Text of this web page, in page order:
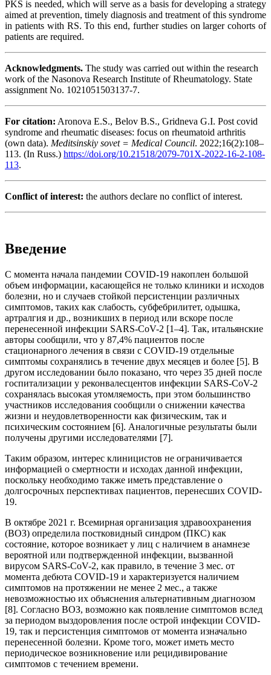
PKS is needed, which will serve as a basis for developing a strategy
aimed at prevention, timely diagnosis and treatment of this syndrome
in patients with RS. To this end, further studies on larger cohorts of
patients are required.
Acknowledgments. The study was carried out within the research
work of the Nasonova Research Institute of Rheumatology. State
assignment No. 1021051503137-7.
For citation: Aronova E.S., Belov B.S., Gridneva G.I. Post covid
syndrome and rheumatic diseases: focus on rheumatoid arthritis
(own data). Meditsinskiy sovet = Medical Council. 2022;16(2):108–
113. (In Russ.) https://doi.org/10.21518/2079-701X-2022-16-2-108-
113.
Conflict of interest: the authors declare no conflict of interest.
Введение
С момента начала пандемии COVID-19 накоплен большой
объем информации, касающейся не только клиники и исходов
болезни, но и случаев стойкой персистенции различных
симптомов, таких как слабость, субфебрилитет, одышка,
артралгия и др., возникших в период или вскоре после
перенесенной инфекции SARS-CoV-2 [1–4]. Так, итальянские
авторы сообщили, что у 87,4% пациентов после
стационарного лечения в связи с COVID-19 отдельные
симптомы сохранялись в течение двух месяцев и более [5]. В
другом исследовании было показано, что через 35 дней после
госпитализации у реконвалесцентов инфекции SARS-CoV-2
сохранялась высокая утомляемость, при этом большинство
участников исследования сообщили о снижении качества
жизни и неудовлетворенности как физическим, так и
психическим состоянием [6]. Аналогичные результаты были
получены другими исследователями [7].
Таким образом, интерес клиницистов не ограничивается
информацией о смертности и исходах данной инфекции,
поскольку необходимо также иметь представление о
долгосрочных перспективах пациентов, перенесших COVID-
19.
В октябре 2021 г. Всемирная организация здравоохранения
(ВОЗ) определила постковидный синдром (ПКС) как
состояние, которое возникает у лиц с наличием в анамнезе
вероятной или подтвержденной инфекции, вызванной
вирусом SARS-CoV-2, как правило, в течение 3 мес. от
момента дебюта COVID-19 и характеризуется наличием
симптомов на протяжении не менее 2 мес., а также
невозможностью их объяснения альтернативным диагнозом
[8]. Согласно ВОЗ, возможно как появление симптомов вслед
за периодом выздоровления после острой инфекции COVID-
19, так и персистенция симптомов от момента изначально
перенесенной болезни. Кроме того, может иметь место
периодическое возникновение или рецидивирование
симптомов с течением времени.